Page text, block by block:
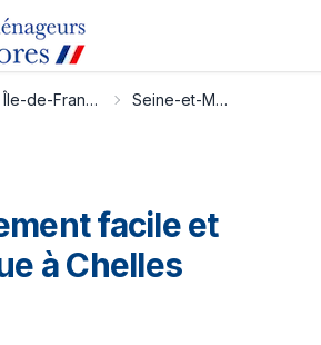
Île-de-France
Seine-et-Marne
facile et
à Chelles